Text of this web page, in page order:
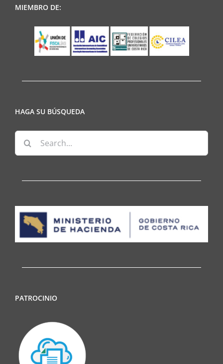
MIEMBRO DE:
HAGA SU BÚSQUEDA
Search
for:
PATROCINIO